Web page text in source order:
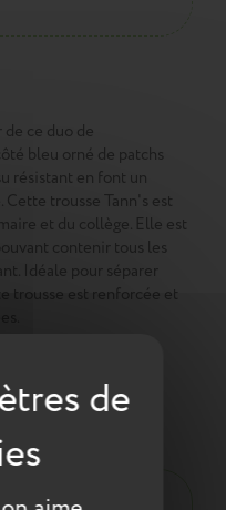
ce duo de
bleu orné de patchs
résistant en font un
trousse Tann's est
et du collège. Elle est
contenir tous les
Idéale pour séparer
trousse est renforcée et